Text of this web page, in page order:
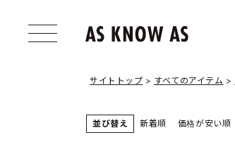
サイトトップ すべてのアイテム
並び替え 新着順 価格が安い順